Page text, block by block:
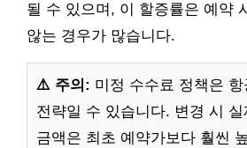
될 수 있으며, 이 할증률은 예약
않는 경우가 많습니다.
⚠️ 주의: 미정 수수료 정책은
전략일 수 있습니다. 변경 시
금액은 최초 예약가보다 훨씬